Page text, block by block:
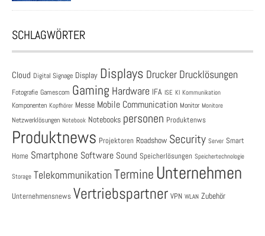
SCHLAGWÖRTER
Cloud Digital Signage Display Displays Drucker Drucklösungen
Fotografie Gamescom Gaming Hardware IFA ISE KI Kommunikation
Komponenten Kopfhörer Messe Mobile Communication Monitor Monitore
Netzwerklösungen Notebook Notebooks personen Produktenws
Produktnews Projektoren Roadshow Security Server Smart
Home Smartphone Software Sound Speicherlösungen Speichertechnologie
Storage Telekommunikation Termine Unternehmen
Unternehmensnews Vertriebspartner VPN WLAN Zubehör